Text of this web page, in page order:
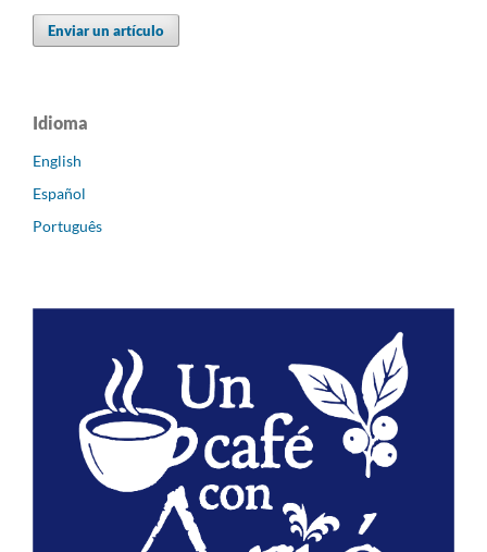
Enviar un artículo
Idioma
English
Español
Português